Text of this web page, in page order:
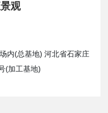
观
内(总基地) 河北省石家庄
(加工基地)